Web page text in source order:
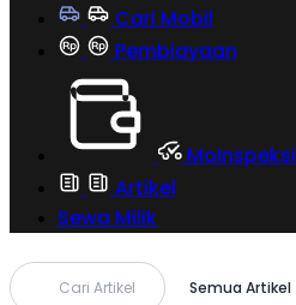
Cari Mobil
Pembiayaan
MoInspeksi
Artikel
Sewa Milik
Cari Artikel Semua Artikel